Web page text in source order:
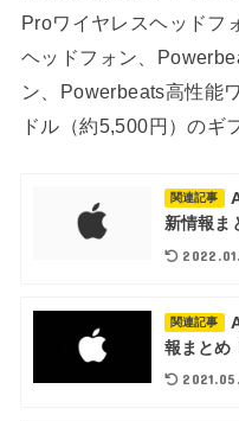
Proワイヤレスヘッドフ
ヘッドフォン、
ン、Powerbeats高性能
ドル（約5,500円）のギ
関連記事
新情報ま
関連記事
報まとめ